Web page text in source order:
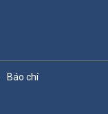
Báo chí